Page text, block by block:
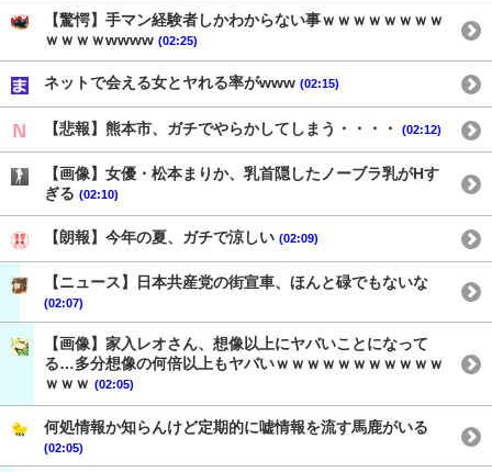
【驚愕】手マン経験者しかわからない事ｗｗｗｗｗｗｗｗ
ｗｗｗｗwwww (02:25)
ネットで会える女とヤれる率がwww (02:15)
【悲報】熊本市、ガチでやらかしてしまう・・・・ (02:12)
【画像】女優・松本まりか、乳首隠したノーブラ乳がHす
ぎる (02:10)
【朗報】今年の夏、ガチで涼しい (02:09)
【ニュース】日本共産党の街宣車、ほんと碌でもないな
(02:07)
【画像】家入レオさん、想像以上にヤバいことになって
る…多分想像の何倍以上もヤバいｗｗｗｗｗｗｗｗｗｗｗ
ｗｗｗ (02:05)
何処情報か知らんけど定期的に嘘情報を流す馬鹿がいる
(02:05)